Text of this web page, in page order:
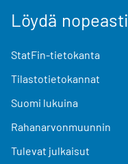
Löydä nopeasti
StatFin-tietokanta
Tilastotietokannat
Suomi lukuina
Rahanarvonmuunnin
Tulevat julkaisut